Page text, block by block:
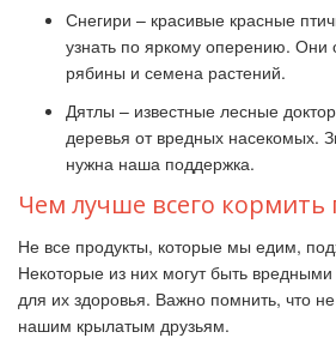
Снегири – красивые красные
узнать по яркому оперению. Они
рябины и семена растений.
Дятлы – известные лесные
деревья от вредных насекомых.
нужна наша поддержка.
Чем лучше всего кормить
Не все продукты, которые мы едим,
Некоторые из них могут быть
для их здоровья. Важно помнить, что
нашим крылатым друзьям.